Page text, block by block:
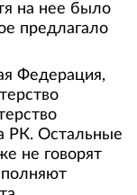
на нее было
предлагало
Федерация,
РК. Остальные
не говорят